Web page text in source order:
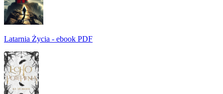
Latarnia Życia - ebook PDF